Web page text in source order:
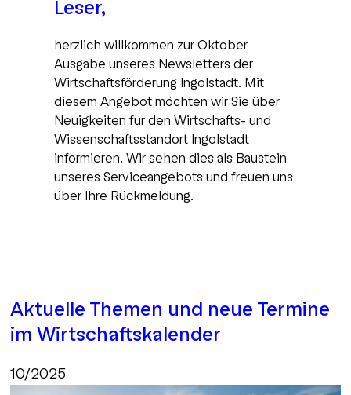
Leser,
herzlich willkommen zur Oktober
Ausgabe unseres Newsletters der
Wirtschaftsförderung Ingolstadt. Mit
diesem Angebot möchten wir Sie über
Neuigkeiten für den Wirtschafts- und
Wissenschaftsstandort Ingolstadt
informieren. Wir sehen dies als Baustein
unseres Serviceangebots und freuen uns
über Ihre Rückmeldung.
Aktuelle Themen und neue Termine
im Wirtschaftskalender
10/2025